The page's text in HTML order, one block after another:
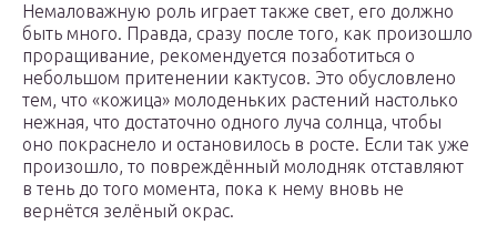
Немаловажную роль играет также свет, его должно
быть много. Правда, сразу после того, как произошло
проращивание, рекомендуется позаботиться о
небольшом притенении кактусов. Это обусловлено
тем, что «кожица» молоденьких растений настолько
нежная, что достаточно одного луча солнца, чтобы
оно покраснело и остановилось в росте. Если так уже
произошло, то повреждённый молодняк отставляют
в тень до того момента, пока к нему вновь не
вернётся зелёный окрас.